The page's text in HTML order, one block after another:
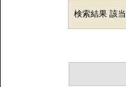
検索結果 該当